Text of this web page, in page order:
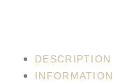
DESCRIPTION